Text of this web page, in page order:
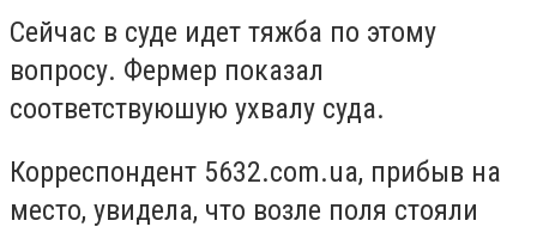
Сейчас в суде идет тяжба по этому
вопросу. Фермер показал
соответствуюшую ухвалу суда.
Корреспондент 5632.com.ua, прибыв на
место, увидела, что возле поля стояли